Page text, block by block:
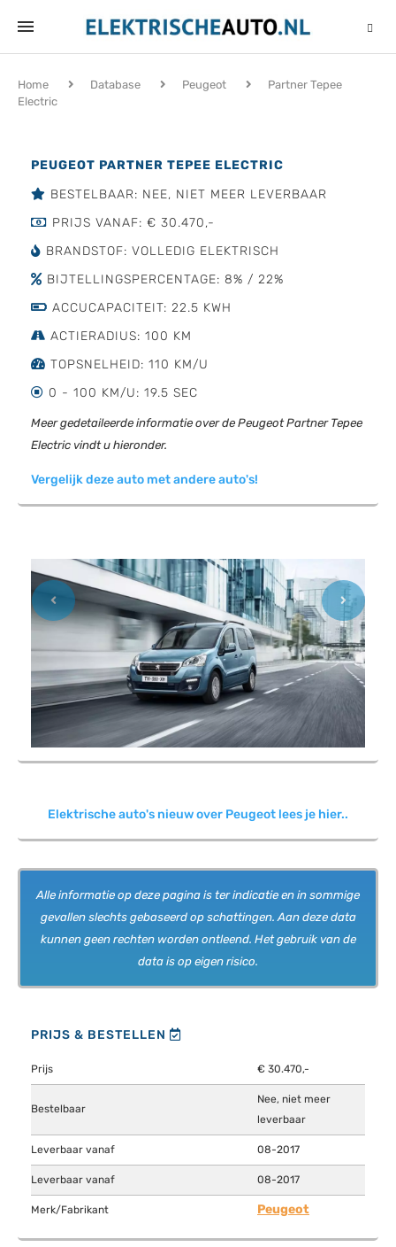
Home Database Peugeot
Partner Tepee
Electric
PEUGEOT PARTNER TEPEE ELECTRIC
BESTELBAAR: NEE, NIET MEER LEVERBAAR
PRIJS VANAF: € 30.470,-
BRANDSTOF: VOLLEDIG ELEKTRISCH
BIJTELLINGSPERCENTAGE: 8% / 22%
ACCUCAPACITEIT: 22.5 KWH
ACTIERADIUS: 100 KM
TOPSNELHEID: 110 KM/U
0 - 100 KM/U: 19.5 SEC
Meer gedetaileerde informatie over de Peugeot Partner Tepee
Electric vindt u hieronder.
Vergelijk deze auto met andere auto's!
Previous Next
Elektrische auto's nieuw over Peugeot lees je hier..
Alle informatie op deze pagina is ter indicatie en in sommige
gevallen slechts gebaseerd op schattingen. Aan deze data
kunnen geen rechten worden ontleend. Het gebruik van de
data is op eigen risico.
PRIJS & BESTELLEN
Prijs € 30.470,-
Bestelbaar
Nee, niet meer
leverbaar
Leverbaar vanaf 08-2017
Leverbaar vanaf 08-2017
Merk/Fabrikant Peugeot